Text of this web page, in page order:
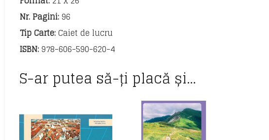
Nr. Pagini:96
Tip Carte:Caiet de lucru
ISBN:978-606-590-620-4
S-ar putea să-ți placă și…